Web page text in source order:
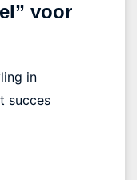
voor
in
succes